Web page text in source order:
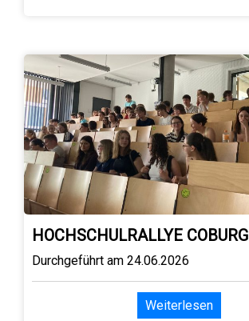
HOCHSCHULRALLYE COBURG
Durchgeführt am 24.06.2026
Weiterlesen